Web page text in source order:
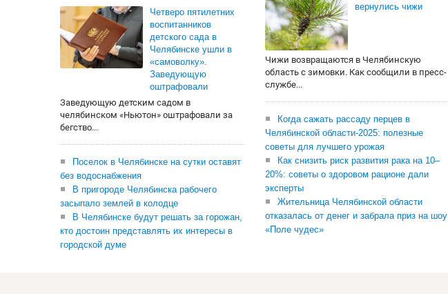
Четверо пятилетних
воспитанников
детского сада в
Челябинске ушли в
«самоволку».
Заведующую
оштрафовали
Заведующую детским садом в
челябинском «Ньютон» оштрафовали за
бегство...
Поселок в Челябинске на сутки оставят
без водоснабжения
В пригороде Челябинска рабочего
засыпало землей в колодце
В Челябинске будут решать за горожан,
кто достоин представлять их интересы в
городской думе
вернулись чижи
Чижи возвращаются в Челябинскую
область с зимовки. Как сообщили в пресс-
службе...
Когда сажать рассаду перцев в
Челябинской области-2025: полезные
советы для лучшего урожая
Как снизить риск развития рака на 10–
20%: советы о здоровом рационе дали
эксперты
Жительница Челябинской области
отказалась от денег и забрала приз на шоу
«Поле чудес»